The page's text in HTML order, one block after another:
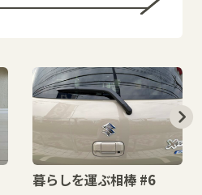
暮らしを運ぶ相棒 #6